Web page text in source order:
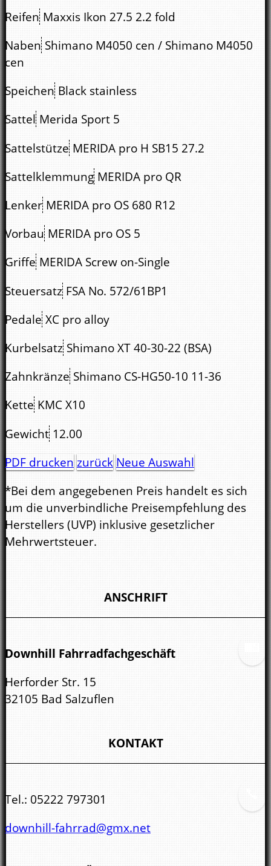
Reifen Maxxis Ikon 27.5 2.2 fold
Naben Shimano M4050 cen / Shimano M4050
cen
Speichen Black stainless
Sattel Merida Sport 5
Sattelstütze MERIDA pro H SB15 27.2
Sattelklemmung MERIDA pro QR
Lenker MERIDA pro OS 680 R12
Vorbau MERIDA pro OS 5
Griffe MERIDA Screw on-Single
Steuersatz FSA No. 572/61BP1
Pedale XC pro alloy
Kurbelsatz Shimano XT 40-30-22 (BSA)
Zahnkränze Shimano CS-HG50-10 11-36
Kette KMC X10
Gewicht 12.00
PDF drucken zurück Neue Auswahl
*Bei dem angegebenen Preis handelt es sich
um die unverbindliche Preisempfehlung des
Herstellers (UVP) inklusive gesetzlicher
Mehrwertsteuer.
ANSCHRIFT
Downhill Fahrradfachgeschäft
Herforder Str. 15
32105 Bad Salzuflen
KONTAKT
Tel.: 05222 797301
downhill-fahrrad@gmx.net